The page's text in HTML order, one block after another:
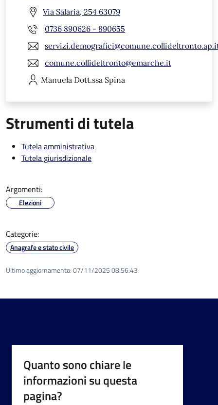
Via Salaria, 254 63079
0736 890626 - 890655
comune.collideltronto@emarche.it
Manuela Dott.ssa Spina
Strumenti di tutela
Tutela amministrativa
Tutela giurisdizionale
Argomenti:
Elezioni
Categorie:
Anagrafe e stato civile
Ultimo aggiornamento:07/11/2025 08:56.43
Quanto sono chiare le
informazioni su questa
pagina?